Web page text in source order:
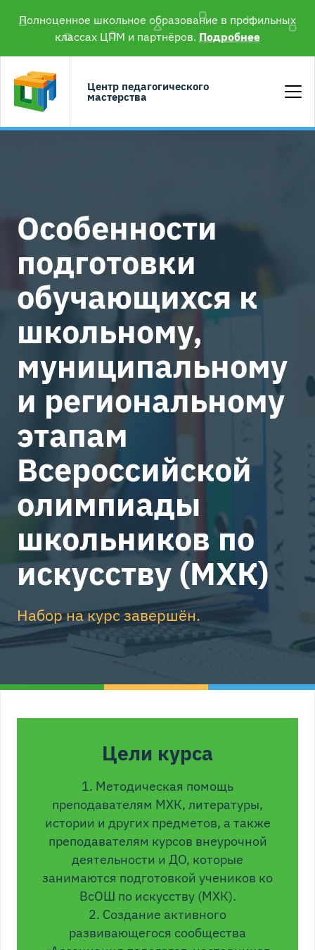
Полноценное школьное образование в профильных
классах ЦПМ и партнёров. Подробнее
Центр педагогического
мастерства
Особенности
подготовки
обучающихся к
школьному,
муниципальному
и региональному
этапам
Всероссийской
олимпиады
школьников по
искусству (МХК)
Набор на курс завершён.
Цели курса
1. Методическая помощь
преподавателям МХК, литературы,
истории и других предметов, а также
преподавателям курсов внеурочной
деятельности и ДО, которые
занимаются подготовкой учеников ко
ВсОШ по искусству (МХК).
2. Создание активного
развивающегося сообщества